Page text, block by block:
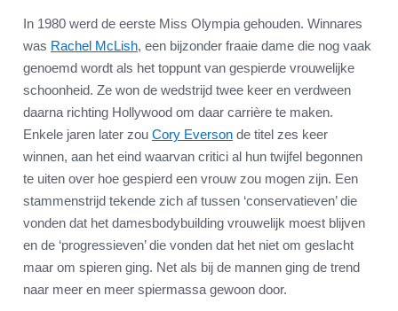
In 1980 werd de eerste Miss Olympia gehouden. Winnares
was Rachel McLish, een bijzonder fraaie dame die nog vaak
genoemd wordt als het toppunt van gespierde vrouwelijke
schoonheid. Ze won de wedstrijd twee keer en verdween
daarna richting Hollywood om daar carrière te maken.
Enkele jaren later zou Cory Everson de titel zes keer
winnen, aan het eind waarvan critici al hun twijfel begonnen
te uiten over hoe gespierd een vrouw zou mogen zijn. Een
stammenstrijd tekende zich af tussen ‘conservatieven’ die
vonden dat het damesbodybuilding vrouwelijk moest blijven
en de ‘progressieven’ die vonden dat het niet om geslacht
maar om spieren ging. Net als bij de mannen ging de trend
naar meer en meer spiermassa gewoon door.